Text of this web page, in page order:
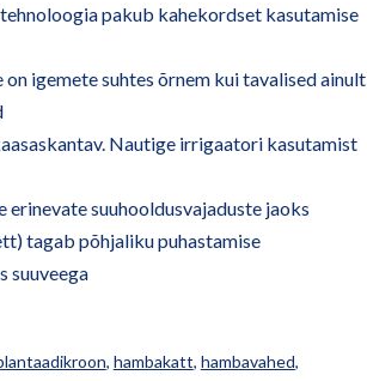
pakub kahekordset kasutamise
igemete suhtes õrnem kui tavalised ainult
Nautige irrigaatori kasutamist
erinevate suuhooldusvajaduste jaoks
tagab põhjaliku puhastamise
suuveega
, hambakatt, hambavahed,